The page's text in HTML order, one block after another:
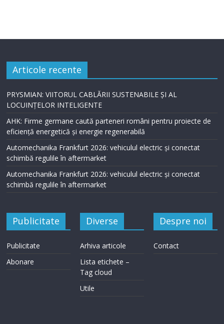
Articole recente
PRYSMIAN: VIITORUL CABLĂRII SUSTENABILE ȘI AL
LOCUINȚELOR INTELIGENTE
AHK: Firme germane caută parteneri români pentru proiecte de
eficiență energetică și energie regenerabilă
Automechanika Frankfurt 2026: vehiculul electric și conectat
schimbă regulile în aftermarket
Automechanika Frankfurt 2026: vehiculul electric și conectat
schimbă regulile în aftermarket
Publicitate
Publicitate
Abonare
Diverse
Arhiva articole
Lista etichete –
Tag cloud
Utile
Despre noi
Contact